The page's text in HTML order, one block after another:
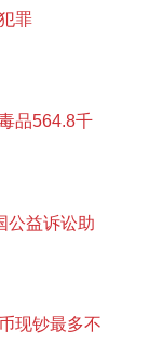
罪
品564.8千
公益诉讼助
现钞最多不